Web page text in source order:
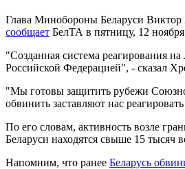
Глава Минобороны Беларуси Виктор
сообщает БелТА в пятницу, 12
"Созданная система реагирования
Российской Федерацией", - сказал
"Мы готовы защитить рубежи
обвинить заставляют нас
По его словам, активность возле
Беларуси находятся свыше 15 тысяч
Напомним, что ранее Беларусь